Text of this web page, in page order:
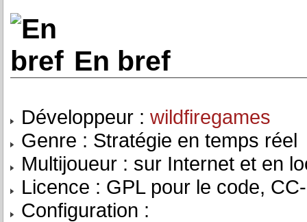
En bref
Développeur : wildfiregames
Genre : Stratégie en temps réel
Multijoueur : sur Internet et en
Licence : GPL pour le code,
Configuration :